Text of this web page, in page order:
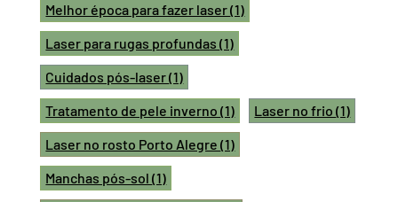
Melhor época para fazer laser(1)
Laser para rugas profundas(1)
Cuidados pós-laser(1)
Tratamento de pele inverno(1) Laser no frio(1)
Laser no rosto Porto Alegre(1)
Manchas pós-sol(1)